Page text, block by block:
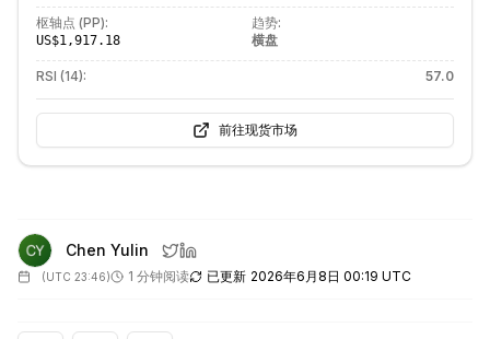
枢轴点 (PP):
US$1,917.18
趋势:
横盘
RSI (14): 57.0
前往现货市场
Chen Yulin
(UTC 23:46) 1 分钟阅读 已更新 2026年6月8日 00:19 UTC